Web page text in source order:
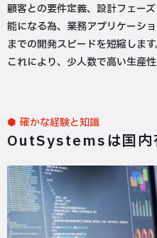
顧客との要件定義、設計フェー
能になる為、業務アプリケーシ
までの開発スピードを短縮します
これにより、少人数で高い生産
確かな経験と知識
OutSystemsは国内